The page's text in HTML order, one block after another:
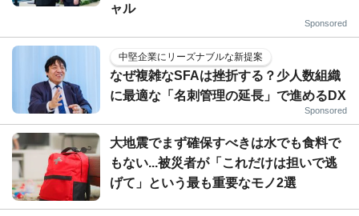
ャル
Sponsored
中堅企業にリーズナブルな新提案
なぜ複雑なSFAは挫折する？少人数組織
に最適な「名刺管理の延長」で進めるDX
Sponsored
大地震でまず確保すべきは水でも食料で
もない...被災者が「これだけは担いで逃
げて」という最も重要なモノ2選